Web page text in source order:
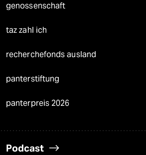
genossenschaft
taz zahl ich
recherchefonds ausland
panterstiftung
panterpreis 2026
Podcast